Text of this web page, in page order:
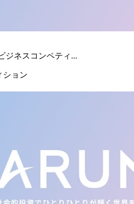
ジネスコンペティ...
ション